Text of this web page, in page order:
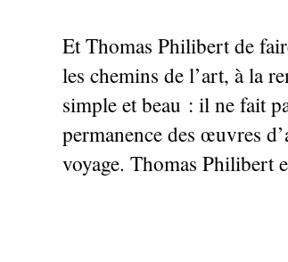
Et Thomas Philibert de
les chemins de l’art, à la
simple et beau : il ne fait
permanence des œuvres
voyage. Thomas Philibert